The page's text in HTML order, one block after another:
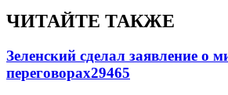
ЧИТАЙТЕ ТАКЖЕ
Зеленский сделал заявление о
переговорах29465